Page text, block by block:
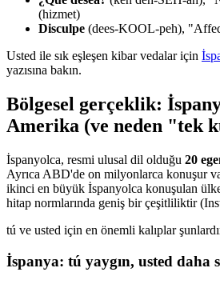
(hizmet)
Disculpe (dees-KOOL-peh),
Usted ile sık eşleşen kibar vedalar için
yazısına bakın.
Bölgesel gerçeklik:
Amerika (ve neden "tek
İspanyolca, resmi ulusal dil olduğu 20
Ayrıca ABD'de on milyonlarca konuşur
ikinci en büyük İspanyolca konuşulan
hitap normlarında geniş bir çeşitliliktir
tú ve usted için en önemli kalıplar
İspanya: tú yaygın, usted daha